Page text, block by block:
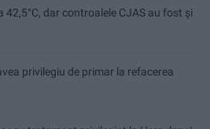
dar controalele CJAS au fost și
privilegiu de primar la refacerea